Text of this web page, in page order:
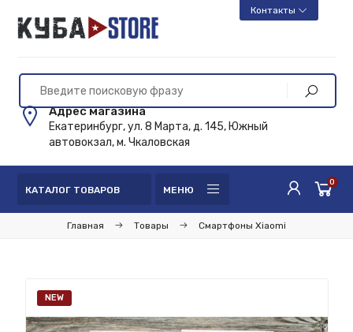
Контакты
Адрес магазина
Екатеринбург, ул. 8 Марта, д. 145, Южный
автовокзал, м. Чкаловская
КАТАЛОГ ТОВАРОВ МЕНЮ
0
Главная Товары Смартфоны Xiaomi
NEW